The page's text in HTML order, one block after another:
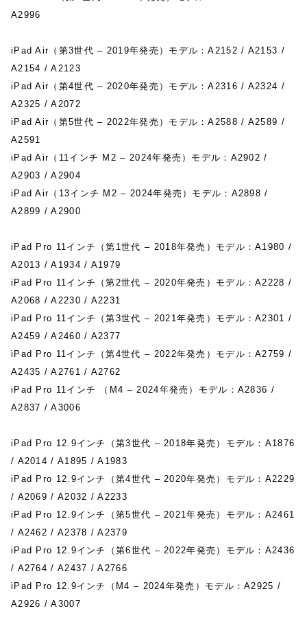
A2996
iPad Air（第3世代 – 2019年発売）モデル：A2152 / A2153 /
A2154 / A2123
iPad Air（第4世代 – 2020年発売）モデル：A2316 / A2324 /
A2325 / A2072
iPad Air（第5世代 – 2022年発売）モデル：A2588 / A2589 /
A2591
iPad Air（11インチ M2 – 2024年発売）モデル：A2902 /
A2903 / A2904
iPad Air（13インチ M2 – 2024年発売）モデル：A2898 /
A2899 / A2900
iPad Pro 11インチ（第1世代 – 2018年発売）モデル：A1980 /
A2013 / A1934 / A1979
iPad Pro 11インチ（第2世代 – 2020年発売）モデル：A2228 /
A2068 / A2230 / A2231
iPad Pro 11インチ（第3世代 – 2021年発売）モデル：A2301 /
A2459 / A2460 / A2377
iPad Pro 11インチ（第4世代 – 2022年発売）モデル：A2759 /
A2435 / A2761 / A2762
iPad Pro 11インチ （M4 – 2024年発売）モデル：A2836 /
A2837 / A3006
iPad Pro 12.9インチ（第3世代 – 2018年発売）モデル：A1876
/ A2014 / A1895 / A1983
iPad Pro 12.9インチ（第4世代 – 2020年発売）モデル：A2229
/ A2069 / A2032 / A2233
iPad Pro 12.9インチ（第5世代 – 2021年発売）モデル：A2461
/ A2462 / A2378 / A2379
iPad Pro 12.9インチ（第6世代 – 2022年発売）モデル：A2436
/ A2764 / A2437 / A2766
iPad Pro 12.9インチ（M4 – 2024年発売）モデル：A2925 /
A2926 / A3007